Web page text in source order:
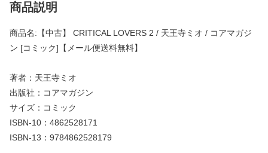
商品説明
商品名:【中古】 CRITICAL LOVERS 2 / 天王寺ミオ / コアマガジ
ン [コミック]【メール便送料無料】
著者：天王寺ミオ
出版社：コアマガジン
サイズ：コミック
ISBN-10：4862528171
ISBN-13：9784862528179